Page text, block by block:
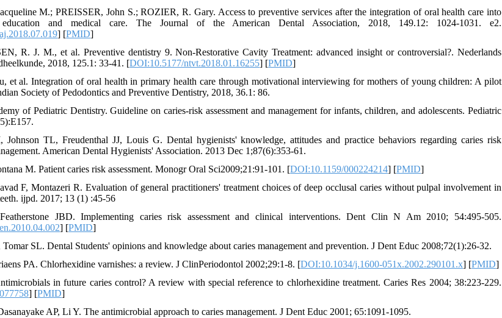
M.; PREISSER, John S.; ROZIER, R. Gary. Access to preventive services after the integration of oral health care into
and medical care. The Journal of the American Dental Association, 2018, 149.12: 1024-1031. e2.‌
] [PMID]
R. J. M., et al. Preventive dentistry 9. Non-Restorative Cavity Treatment: advanced insight or controversial?. Nederlands
2018, 125.1: 33-41.‌ [DOI:10.5177/ntvt.2018.01.16255] [PMID]
et al. Integration of oral health in primary health care through motivational interviewing for mothers of young children: A pilot
Society of Pedodontics and Preventive Dentistry, 2018, 36.1: 86.‌
of Pediatric Dentistry. Guideline on caries-risk assessment and management for infants, children, and adolescents. Pediatric
Johnson TL, Freudenthal JJ, Louis G. Dental hygienists' knowledge, attitudes and practice behaviors regarding caries risk
American Dental Hygienists' Association. 2013 Dec 1;87(6):353-61.
M. Patient caries risk assessment. Monogr Oral Sci2009;21:91-101. [DOI:10.1159/000224214] [PMID]
F, Montazeri R. Evaluation of general practitioners' treatment choices of deep occlusal caries without pulpal involvement in
ijpd. 2017; 13 (1) :45-56
JBD. Implementing caries risk assessment and clinical interventions. Dent Clin N Am 2010; 54:495-505.
] [PMID]
SL. Dental Students' opinions and knowledge about caries management and prevention. J Dent Educ 2008;72(1):26-32.
PA. Chlorhexidine varnishes: a review. J ClinPeriodontol 2002;29:1-8. [DOI:10.1034/j.1600-051x.2002.290101.x] [PMID]
in future caries control? A review with special reference to chlorhexidine treatment. Caries Res 2004; 38:223-229.
] [PMID]
AP, Li Y. The antimicrobial approach to caries management. J Dent Educ 2001; 65:1091-1095.